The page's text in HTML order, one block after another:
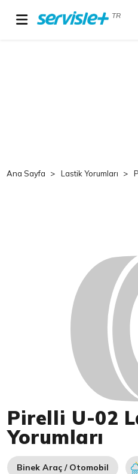
TR
Ana Sayfa Lastik Yorumları
Pirelli U-02
Yorumları
Binek Araç / Otomobil